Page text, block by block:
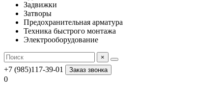
Задвижки
Затворы
Предохранительная арматура
Техника быстрого монтажа
Электрооборудование
×
+7 (985)117-39-01 Заказ звонка
0